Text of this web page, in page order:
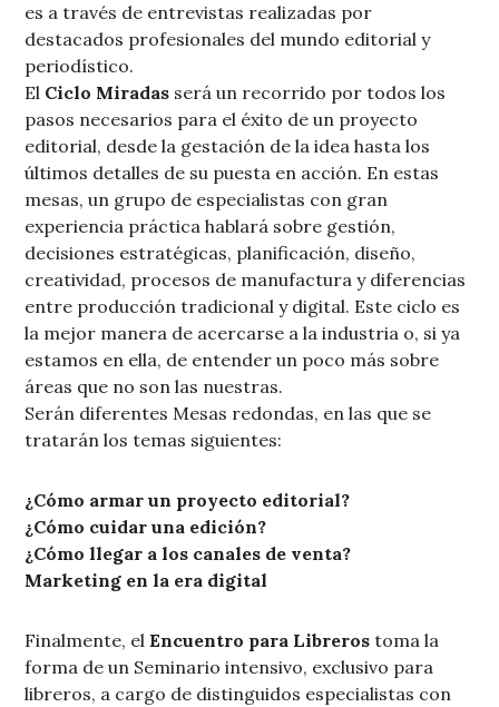
es a través de entrevistas realizadas por
destacados profesionales del mundo editorial y
periodístico.
El Ciclo Miradas será un recorrido por todos los
pasos necesarios para el éxito de un proyecto
editorial, desde la gestación de la idea hasta los
últimos detalles de su puesta en acción. En estas
mesas, un grupo de especialistas con gran
experiencia práctica hablará sobre gestión,
decisiones estratégicas, planificación, diseño,
creatividad, procesos de manufactura y diferencias
entre producción tradicional y digital. Este ciclo es
la mejor manera de acercarse a la industria o, si ya
estamos en ella, de entender un poco más sobre
áreas que no son las nuestras.
Serán diferentes Mesas redondas, en las que se
tratarán los temas siguientes:
¿Cómo armar un proyecto editorial?
¿Cómo cuidar una edición?
¿Cómo llegar a los canales de venta?
Marketing en la era digital
Finalmente, elEncuentro para Libreros toma la
forma de un Seminario intensivo, exclusivo para
libreros, a cargo de distinguidos especialistas con